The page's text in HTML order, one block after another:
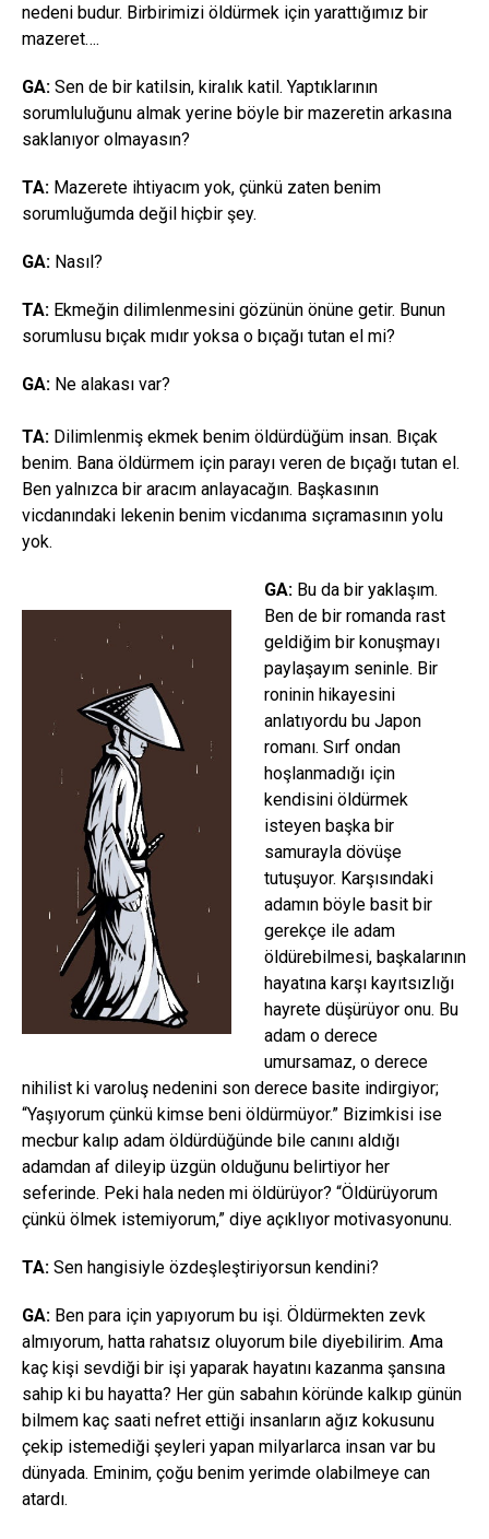
nedeni budur. Birbirimizi öldürmek için yarattığımız bir
mazeret….
GA: Sen de bir katilsin, kiralık katil. Yaptıklarının
sorumluluğunu almak yerine böyle bir mazeretin arkasına
saklanıyor olmayasın?
TA: Mazerete ihtiyacım yok, çünkü zaten benim
sorumluğumda değil hiçbir şey.
GA: Nasıl?
TA: Ekmeğin dilimlenmesini gözünün önüne getir. Bunun
sorumlusu bıçak mıdır yoksa o bıçağı tutan el mi?
GA: Ne alakası var?
TA: Dilimlenmiş ekmek benim öldürdüğüm insan. Bıçak
benim. Bana öldürmem için parayı veren de bıçağı tutan el.
Ben yalnızca bir aracım anlayacağın. Başkasının
vicdanındaki lekenin benim vicdanıma sıçramasının yolu
yok.
GA: Bu da bir yaklaşım.
Ben de bir romanda rast
geldiğim bir konuşmayı
paylaşayım seninle. Bir
roninin hikayesini
anlatıyordu bu Japon
romanı. Sırf ondan
hoşlanmadığı için
kendisini öldürmek
isteyen başka bir
samurayla dövüşe
tutuşuyor. Karşısındaki
adamın böyle basit bir
gerekçe ile adam
öldürebilmesi, başkalarının
hayatına karşı kayıtsızlığı
hayrete düşürüyor onu. Bu
adam o derece
umursamaz, o derece
nihilist ki varoluş nedenini son derece basite indirgiyor;
“Yaşıyorum çünkü kimse beni öldürmüyor.” Bizimkisi ise
mecbur kalıp adam öldürdüğünde bile canını aldığı
adamdan af dileyip üzgün olduğunu belirtiyor her
seferinde. Peki hala neden mi öldürüyor? “Öldürüyorum
çünkü ölmek istemiyorum,” diye açıklıyor motivasyonunu.
TA: Sen hangisiyle özdeşleştiriyorsun kendini?
GA: Ben para için yapıyorum bu işi. Öldürmekten zevk
almıyorum, hatta rahatsız oluyorum bile diyebilirim. Ama
kaç kişi sevdiği bir işi yaparak hayatını kazanma şansına
sahip ki bu hayatta? Her gün sabahın köründe kalkıp günün
bilmem kaç saati nefret ettiği insanların ağız kokusunu
çekip istemediği şeyleri yapan milyarlarca insan var bu
dünyada. Eminim, çoğu benim yerimde olabilmeye can
atardı.